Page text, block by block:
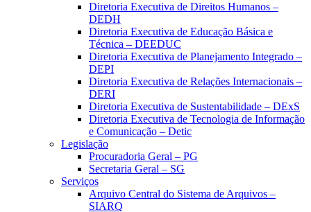
Diretoria Executiva de Direitos Humanos –
DEDH
Diretoria Executiva de Educação Básica e
Técnica – DEEDUC
Diretoria Executiva de Planejamento Integrado –
DEPI
Diretoria Executiva de Relações Internacionais –
DERI
Diretoria Executiva de Sustentabilidade – DExS
Diretoria Executiva de Tecnologia de Informação
e Comunicação – Detic
Legislação
Procuradoria Geral – PG
Secretaria Geral – SG
Serviços
Arquivo Central do Sistema de Arquivos –
SIARQ